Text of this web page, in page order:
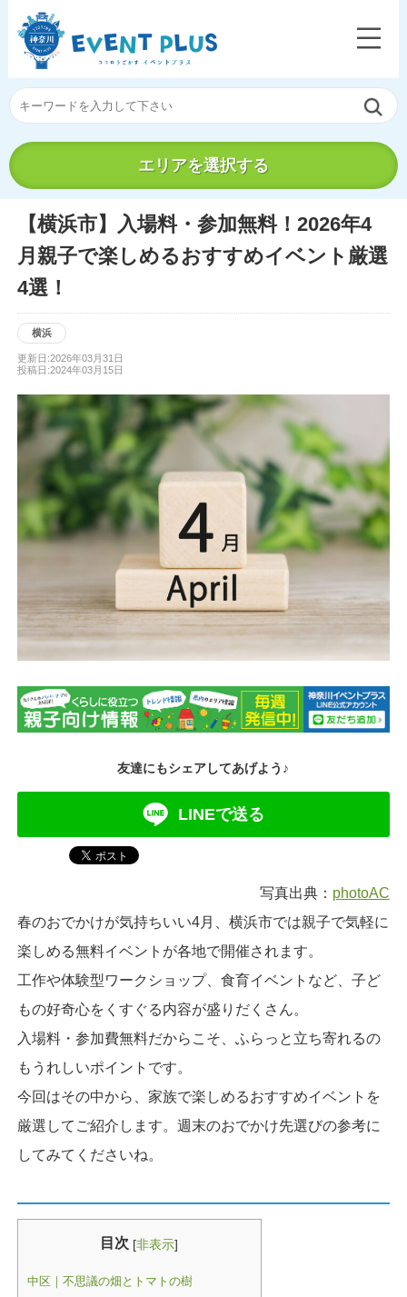
エリアを選択する
【横浜市】入場料・参加無料！2026年4
月親子で楽しめるおすすめイベント厳選
4選！
横浜
更新日:2026年03月31日
投稿日:2024年03月15日
友達にもシェアしてあげよう♪
LINEで送る
写真出典： photoAC
春のおでかけが気持ちいい4月、横浜市では親子で気軽に
楽しめる無料イベントが各地で開催されます。
工作や体験型ワークショップ、食育イベントなど、子ど
もの好奇心をくすぐる内容が盛りだくさん。
入場料・参加費無料だからこそ、ふらっと立ち寄れるの
もうれしいポイントです。
今回はその中から、家族で楽しめるおすすめイベントを
厳選してご紹介します。週末のおでかけ先選びの参考に
してみてくださいね。
目次 [非表示]
中区｜不思議の畑とトマトの樹